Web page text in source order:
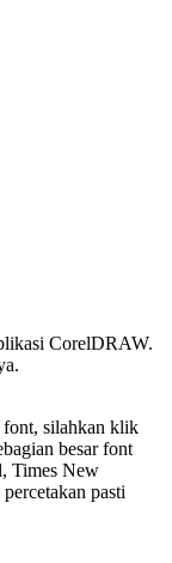
CorelDRAW.
font, silahkan klik
besar font
Times New
pasti